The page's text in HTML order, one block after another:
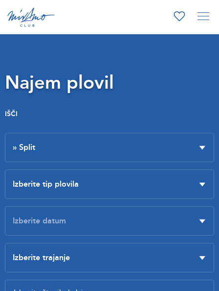
Najem plovil
IŠČI